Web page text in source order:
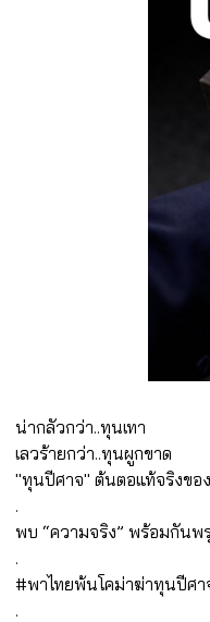
น่ากลัวกว่า..ทุนเทา
เลวร้ายกว่า..ทุนผูกขาด
"ทุนปีศาจ" ต้นตอแท้จริงขอ
.
พบ “ความจริง” พร้อมกันพ
.
#พาไทยพ้นโคม่าฆ่าทุนปีศา
.